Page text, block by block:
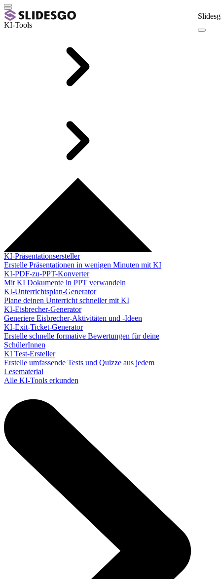
KI-Tools
KI-Präsentationsersteller
Erstelle Präsentationen in wenigen Minuten mit KI
KI-PDF-zu-PPT-Konverter
Mit KI Dokumente in PPT verwandeln
KI-Unterrichtsplan-Generator
Plane deinen Unterricht schneller mit KI
KI-Eisbrecher-Generator
Generiere Eisbrecher-Aktivitäten und -Ideen
KI-Exit-Ticket-Generator
Erstelle schnelle formative Bewertungen für deine
SchülerInnen
KI Test-Ersteller
Erstelle umfassende Tests und Quizze aus jedem
Lesematerial
Alle KI-Tools erkunden